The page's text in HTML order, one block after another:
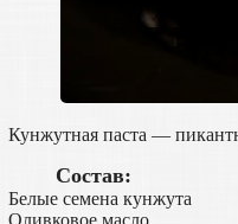
Кунжутная паста —
Состав:
Белые семена кунжута
Оливковое масло